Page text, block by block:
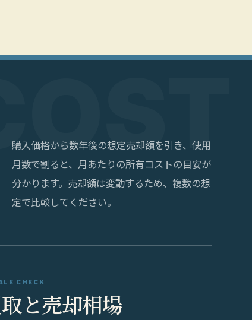
購入価格から数年後の想定売却額を引き、使用
月数で割ると、月あたりの所有コストの目安が
分かります。売却額は変動するため、複数の想
定で比較してください。
CHECK
と売却相場